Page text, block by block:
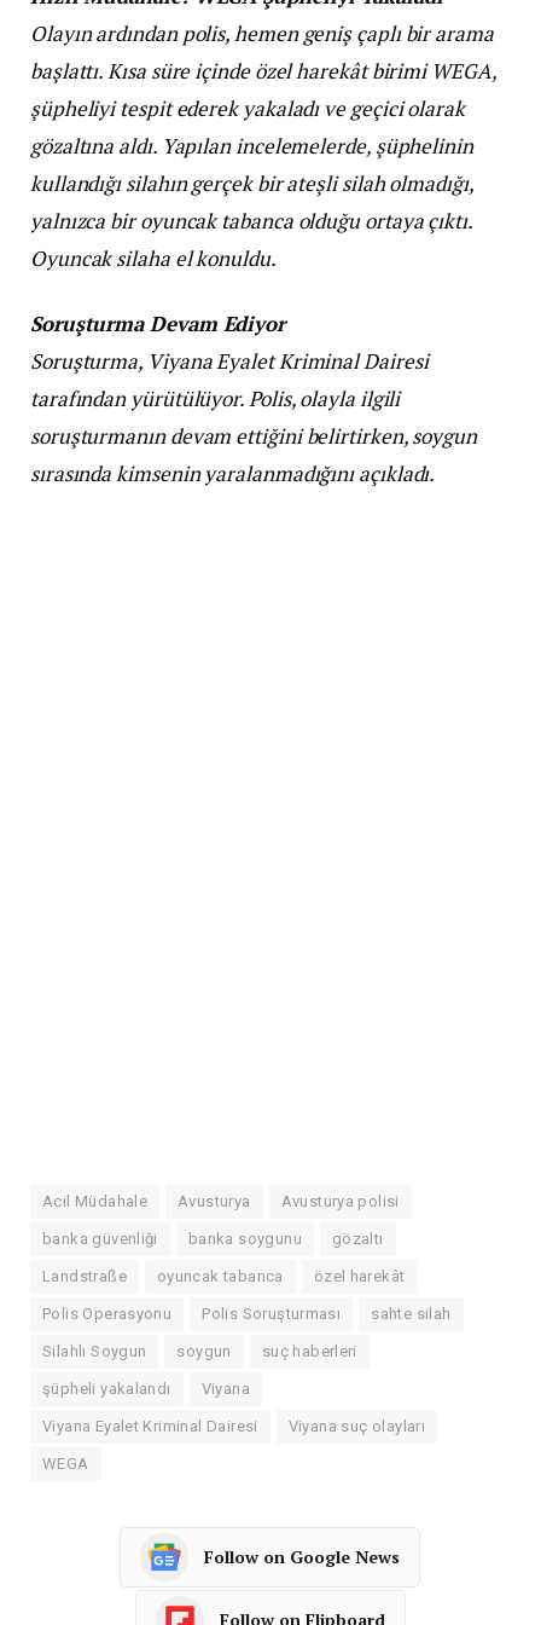
Olayın ardından polis, hemen geniş çaplı bir arama
başlattı. Kısa süre içinde özel harekât birimi WEGA,
şüpheliyi tespit ederek yakaladı ve geçici olarak
gözaltına aldı. Yapılan incelemelerde, şüphelinin
kullandığı silahın gerçek bir ateşli silah olmadığı,
yalnızca bir oyuncak tabanca olduğu ortaya çıktı.
Oyuncak silaha el konuldu.
Soruşturma Devam Ediyor
Soruşturma, Viyana Eyalet Kriminal Dairesi
tarafından yürütülüyor. Polis, olayla ilgili
soruşturmanın devam ettiğini belirtirken, soygun
sırasında kimsenin yaralanmadığını açıkladı.
Acil Müdahale Avusturya Avusturya polisi
banka güvenliği banka soygunu gözaltı
Landstraße oyuncak tabanca özel harekât
Polis Operasyonu Polis Soruşturması sahte silah
Silahlı Soygun soygun suç haberleri
şüpheli yakalandı Viyana
Viyana Eyalet Kriminal Dairesi Viyana suç olayları
WEGA
Follow on Google News
Follow on Flipboard